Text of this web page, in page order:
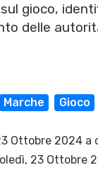
gioco,
delle
Marche Gioco
Ottobre 2024 a
23 Ottobre